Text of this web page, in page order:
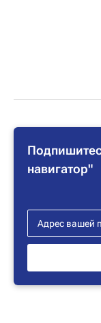
навигатор"